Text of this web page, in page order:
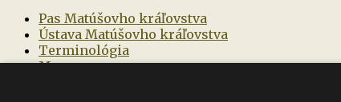
Pas Matúšovho kráľovstva
Ústava Matúšovho kráľovstva
Terminológia
Mapa